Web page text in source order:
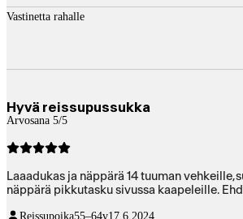
Vastinetta rahalle
Hyvä reissupussukka
Arvosana 5/5
Laaadukas ja näppärä 14 tuuman
näppärä pikkutasku sivussa kaapeleille.
Reissupoika55–64v17.6.2024